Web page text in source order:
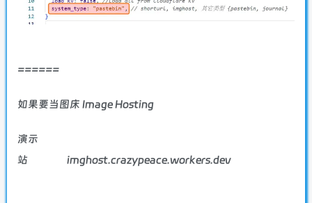
======
如果要当图床 Image Hosting
演示
站
imghost.crazypeace.workers.dev